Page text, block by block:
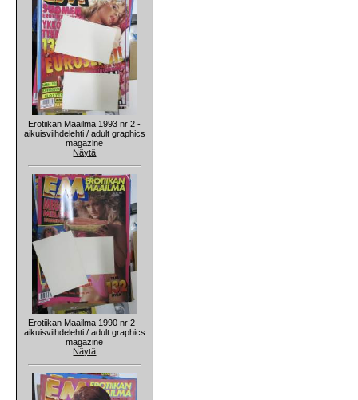
Erotiikan Maailma 1993 nr 2 -
aikuisviihdelehti / adult graphics
magazine
Näytä
Erotiikan Maailma 1990 nr 2 -
aikuisviihdelehti / adult graphics
magazine
Näytä